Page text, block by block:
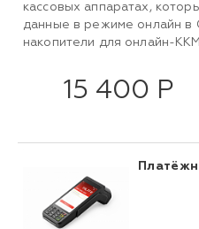
кассовых аппаратах,
данные в режиме онлайн
накопители для онлайн-
15 400 Р